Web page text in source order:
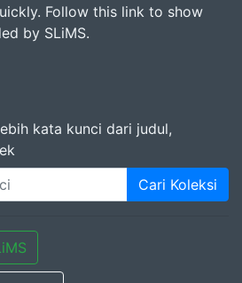
Follow this link to show
by SLiMS.
kata kunci dari judul,
Cari Koleksi